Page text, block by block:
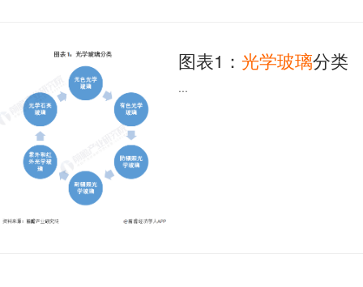
图表1： 光学玻璃分类
...